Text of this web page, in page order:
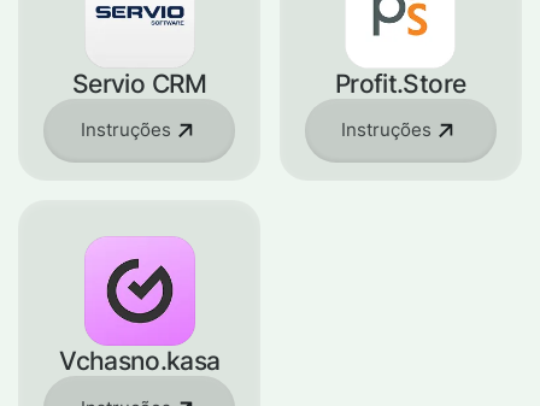
Servio CRM
Instruções
Profit.Store
Instruções
Vchasno.kasa